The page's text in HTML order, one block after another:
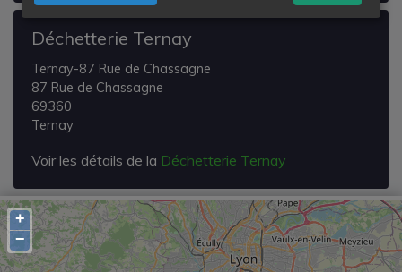
Déchetterie Ternay
Ternay-87 Rue de Chassagne
87 Rue de Chassagne
69360
Ternay
Voir les détails de la Déchetterie Ternay
+
−